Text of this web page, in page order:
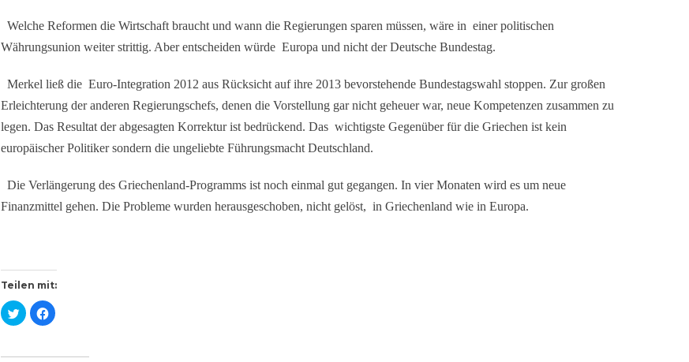
Welche Reformen die Wirtschaft braucht und wann die Regierungen sparen müssen, wäre in einer politischen
Währungsunion weiter strittig. Aber entscheiden würde Europa und nicht der Deutsche Bundestag.
Merkel ließ die Euro-Integration 2012 aus Rücksicht auf ihre 2013 bevorstehende Bundestagswahl stoppen. Zur großen
Erleichterung der anderen Regierungschefs, denen die Vorstellung gar nicht geheuer war, neue Kompetenzen zusammen zu
legen. Das Resultat der abgesagten Korrektur ist bedrückend. Das wichtigste Gegenüber für die Griechen ist kein
europäischer Politiker sondern die ungeliebte Führungsmacht Deutschland.
Die Verlängerung des Griechenland-Programms ist noch einmal gut gegangen. In vier Monaten wird es um neue
Finanzmittel gehen. Die Probleme wurden herausgeschoben, nicht gelöst, in Griechenland wie in Europa.
Teilen mit:
K
l
,
K
l
,